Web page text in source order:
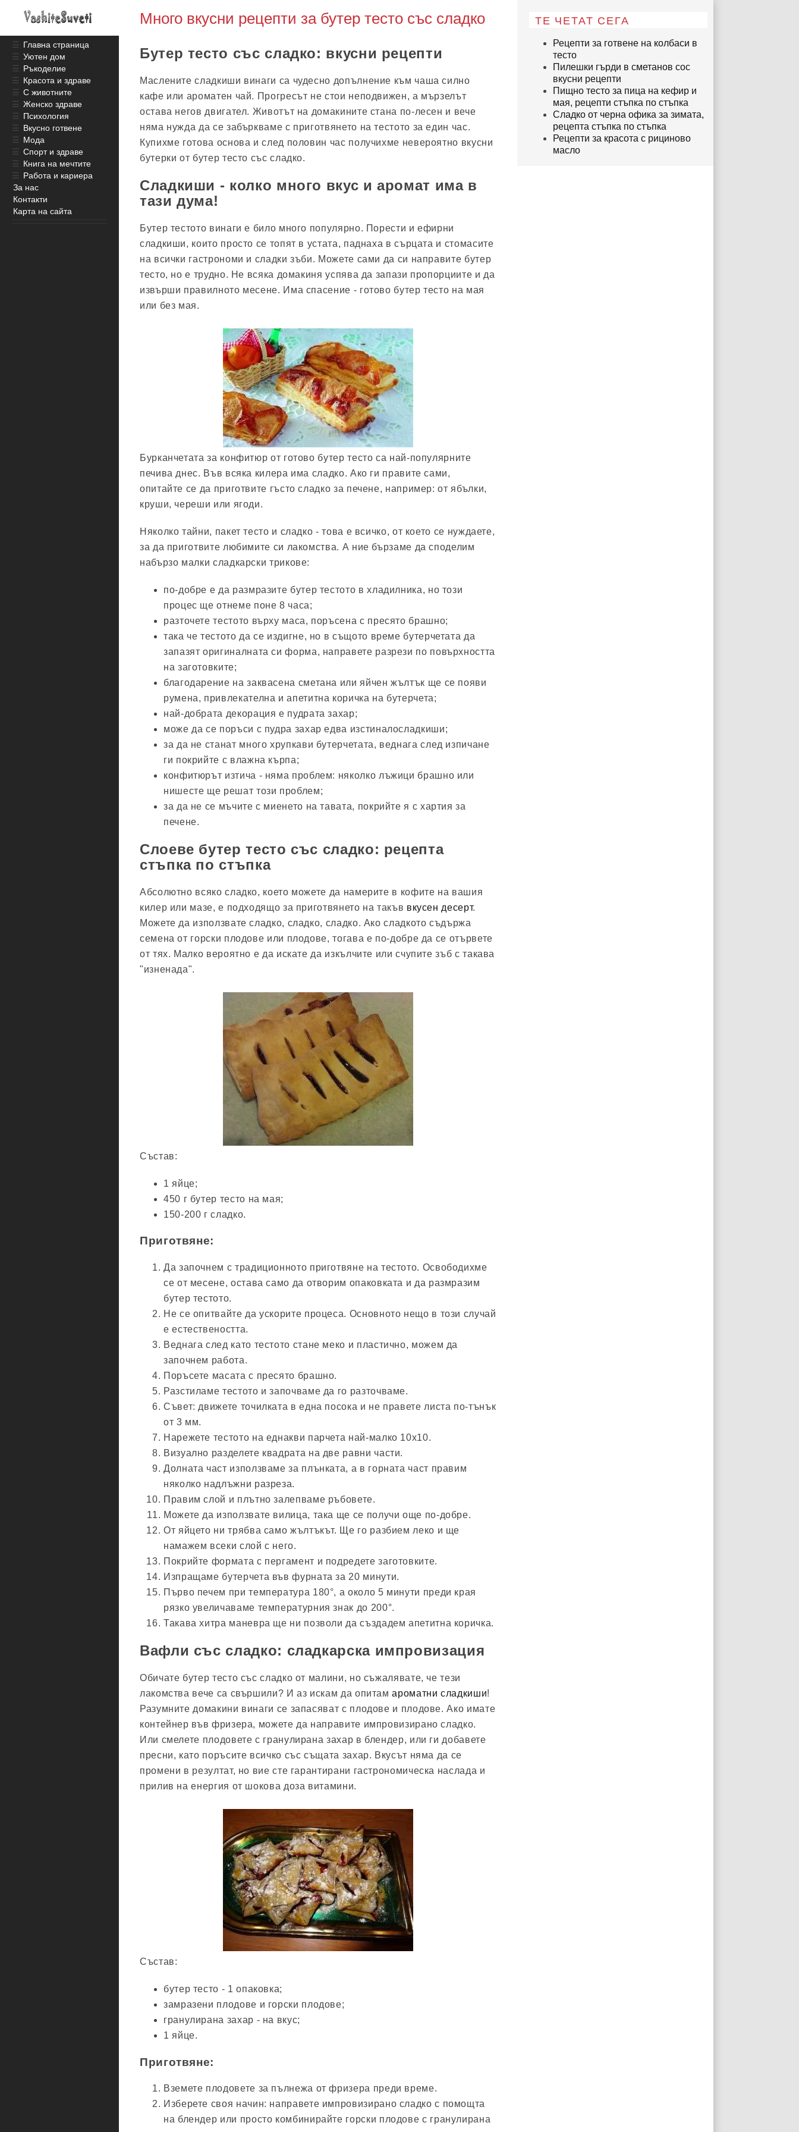
Много вкусни рецепти за бутер тесто със сладко
Бутер тесто със сладко: вкусни рецепти
Маслените сладкиши винаги са чудесно допълнение към чаша силно
кафе или ароматен чай. Прогресът не стои неподвижен, а мързелът
остава негов двигател. Животът на домакините стана по-лесен и вече
няма нужда да се забъркваме с приготвянето на тестото за един час.
Купихме готова основа и след половин час получихме невероятно вкусни
бутерки от бутер тесто със сладко.
Сладкиши - колко много вкус и аромат има в
тази дума!
Бутер тестото винаги е било много популярно. Порести и ефирни
сладкиши, които просто се топят в устата, паднаха в сърцата и стомасите
на всички гастрономи и сладки зъби. Можете сами да си направите бутер
тесто, но е трудно. Не всяка домакиня успява да запази пропорциите и да
извърши правилното месене. Има спасение - готово бутер тесто на мая
или без мая.
Бурканчетата за конфитюр от готово бутер тесто са най-популярните
печива днес. Във всяка килера има сладко. Ако ги правите сами,
опитайте се да приготвите гъсто сладко за печене, например: от ябълки,
круши, череши или ягоди.
Няколко тайни, пакет тесто и сладко - това е всичко, от което се нуждаете,
за да приготвите любимите си лакомства. А ние бързаме да споделим
набързо малки сладкарски трикове:
по-добре е да размразите бутер тестото в хладилника, но този
процес ще отнеме поне 8 часа;
разточете тестото върху маса, поръсена с пресято брашно;
така че тестото да се издигне, но в същото време бутерчетата да
запазят оригиналната си форма, направете разрези по повърхността
на заготовките;
благодарение на заквасена сметана или яйчен жълтък ще се появи
румена, привлекателна и апетитна коричка на бутерчета;
най-добрата декорация е пудрата захар;
може да се поръси с пудра захар едва изстиналосладкиши;
за да не станат много хрупкави бутерчетата, веднага след изпичане
ги покрийте с влажна кърпа;
конфитюрът изтича - няма проблем: няколко лъжици брашно или
нишесте ще решат този проблем;
за да не се мъчите с миенето на тавата, покрийте я с хартия за
печене.
Слоеве бутер тесто със сладко: рецепта
стъпка по стъпка
Абсолютно всяко сладко, което можете да намерите в кофите на вашия
килер или мазе, е подходящо за приготвянето на такъв вкусен десерт.
Можете да използвате сладко, сладко, сладко. Ако сладкото съдържа
семена от горски плодове или плодове, тогава е по-добре да се отървете
от тях. Малко вероятно е да искате да изкълчите или счупите зъб с такава
"изненада".
Състав:
1 яйце;
450 г бутер тесто на мая;
150-200 г сладко.
Приготвяне:
Да започнем с традиционното приготвяне на тестото. Освободихме
се от месене, остава само да отворим опаковката и да размразим
бутер тестото.
Не се опитвайте да ускорите процеса. Основното нещо в този случай
е естествеността.
Веднага след като тестото стане меко и пластично, можем да
започнем работа.
Поръсете масата с пресято брашно.
Разстиламе тестото и започваме да го разточваме.
Съвет: движете точилката в една посока и не правете листа по-тънък
от 3 мм.
Нарежете тестото на еднакви парчета най-малко 10x10.
Визуално разделете квадрата на две равни части.
Долната част използваме за плънката, а в горната част правим
няколко надлъжни разреза.
Правим слой и плътно залепваме ръбовете.
Можете да използвате вилица, така ще се получи още по-добре.
От яйцето ни трябва само жълтъкът. Ще го разбием леко и ще
намажем всеки слой с него.
Покрийте формата с пергамент и подредете заготовките.
Изпращаме бутерчета във фурната за 20 минути.
Първо печем при температура 180°, а около 5 минути преди края
рязко увеличаваме температурния знак до 200°.
Такава хитра маневра ще ни позволи да създадем апетитна коричка.
Вафли със сладко: сладкарска импровизация
Обичате бутер тесто със сладко от малини, но съжалявате, че тези
лакомства вече са свършили? И аз искам да опитамароматни сладкиши!
Разумните домакини винаги се запасяват с плодове и плодове. Ако имате
контейнер във фризера, можете да направите импровизирано сладко.
Или смелете плодовете с гранулирана захар в блендер, или ги добавете
пресни, като поръсите всичко със същата захар. Вкусът няма да се
промени в резултат, но вие сте гарантирани гастрономическа наслада и
прилив на енергия от шокова доза витамини.
Състав:
бутер тесто - 1 опаковка;
замразени плодове и горски плодове;
гранулирана захар - на вкус;
1 яйце.
Приготвяне:
Вземете плодовете за пълнежа от фризера преди време.
Изберете своя начин: направете импровизирано сладко с помощта
на блендер или просто комбинирайте горски плодове с гранулирана
ТЕ ЧЕТАТ СЕГА
Рецепти за готвене на колбаси в
тесто
Пилешки гърди в сметанов сос
вкусни рецепти
Пищно тесто за пица на кефир и
мая, рецепти стъпка по стъпка
Сладко от черна офика за зимата,
рецепта стъпка по стъпка
Рецепти за красота с рициново
масло
☰ Главна страница
☰ Уютен дом
☰ Ръкоделие
☰ Красота и здраве
☰ С животните
☰ Женско здраве
☰ Психология
☰ Вкусно готвене
☰ Мода
☰ Спорт и здраве
☰ Книга на мечтите
☰ Работа и кариера
За нас
Контакти
Карта на сайта